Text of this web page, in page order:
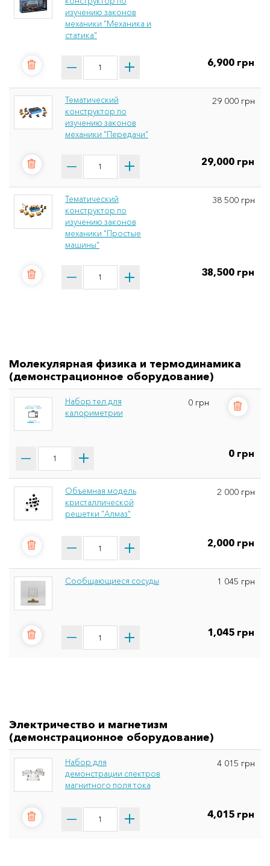
изучению законов
механики "Мeханика и
статика"
6,900 грн
Тематический
конструктор по
изучению законов
механики "Передачи"
29 000 грн
29,000 грн
Тематический
конструктор по
изучению законов
механики "Простые
машины"
38 500 грн
38,500 грн
Молекулярная физика и термодинамика
(демонстрационное оборудование)
Набор тел для
калориметрии
0 грн
0 грн
Объемная модель
кристаллической
решетки "Алмаз"
2 000 грн
2,000 грн
Сообщающиеся сосуды 1 045 грн
1,045 грн
Электричество и магнетизм
(демонстрационное оборудование)
Набор для
демонстрации спектров
магнитного поля тока
4 015 грн
4,015 грн